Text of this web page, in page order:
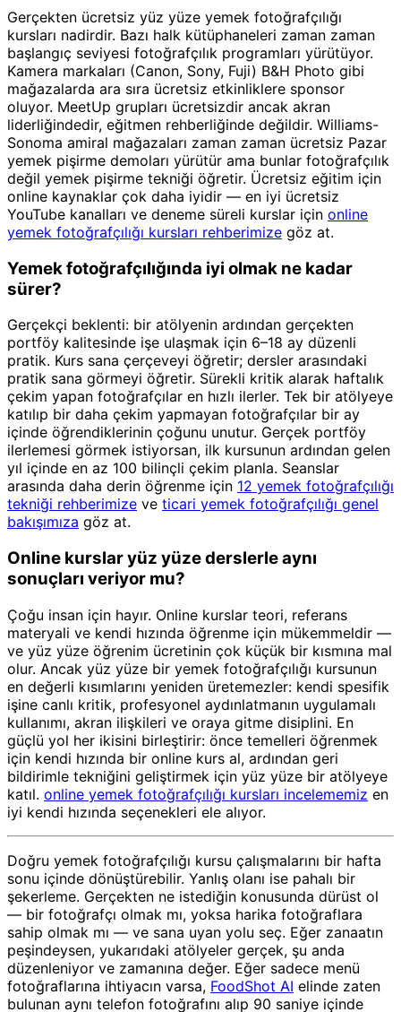
Gerçekten ücretsiz yüz yüze yemek fotoğrafçılığı
kursları nadirdir. Bazı halk kütüphaneleri zaman zaman
başlangıç seviyesi fotoğrafçılık programları yürütüyor.
Kamera markaları (Canon, Sony, Fuji) B&H Photo gibi
mağazalarda ara sıra ücretsiz etkinliklere sponsor
oluyor. MeetUp grupları ücretsizdir ancak akran
liderliğindedir, eğitmen rehberliğinde değildir. Williams-
Sonoma amiral mağazaları zaman zaman ücretsiz Pazar
yemek pişirme demoları yürütür ama bunlar fotoğrafçılık
değil yemek pişirme tekniği öğretir. Ücretsiz eğitim için
online kaynaklar çok daha iyidir — en iyi ücretsiz
YouTube kanalları ve deneme süreli kurslar için online
yemek fotoğrafçılığı kursları rehberimize göz at.
Yemek fotoğrafçılığında iyi olmak ne kadar
sürer?
Gerçekçi beklenti: bir atölyenin ardından gerçekten
portföy kalitesinde işe ulaşmak için 6–18 ay düzenli
pratik. Kurs sana çerçeveyi öğretir; dersler arasındaki
pratik sana görmeyi öğretir. Sürekli kritik alarak haftalık
çekim yapan fotoğrafçılar en hızlı ilerler. Tek bir atölyeye
katılıp bir daha çekim yapmayan fotoğrafçılar bir ay
içinde öğrendiklerinin çoğunu unutur. Gerçek portföy
ilerlemesi görmek istiyorsan, ilk kursunun ardından gelen
yıl içinde en az 100 bilinçli çekim planla. Seanslar
arasında daha derin öğrenme için 12 yemek fotoğrafçılığı
tekniği rehberimize ve ticari yemek fotoğrafçılığı genel
bakışımıza göz at.
Online kurslar yüz yüze derslerle aynı
sonuçları veriyor mu?
Çoğu insan için hayır. Online kurslar teori, referans
materyali ve kendi hızında öğrenme için mükemmeldir —
ve yüz yüze öğrenim ücretinin çok küçük bir kısmına mal
olur. Ancak yüz yüze bir yemek fotoğrafçılığı kursunun
en değerli kısımlarını yeniden üretemezler: kendi spesifik
işine canlı kritik, profesyonel aydınlatmanın uygulamalı
kullanımı, akran ilişkileri ve oraya gitme disiplini. En
güçlü yol her ikisini birleştirir: önce temelleri öğrenmek
için kendi hızında bir online kurs al, ardından geri
bildirimle tekniğini geliştirmek için yüz yüze bir atölyeye
katıl. online yemek fotoğrafçılığı kursları incelememiz en
iyi kendi hızında seçenekleri ele alıyor.
Doğru yemek fotoğrafçılığı kursu çalışmalarını bir hafta
sonu içinde dönüştürebilir. Yanlış olanı ise pahalı bir
şekerleme. Gerçekten ne istediğin konusunda dürüst ol
— bir fotoğrafçı olmak mı, yoksa harika fotoğraflara
sahip olmak mı — ve sana uyan yolu seç. Eğer zanaatın
peşindeysen, yukarıdaki atölyeler gerçek, şu anda
düzenleniyor ve zamanına değer. Eğer sadece menü
fotoğraflarına ihtiyacın varsa, FoodShot AI elinde zaten
bulunan aynı telefon fotoğrafını alıp 90 saniye içinde